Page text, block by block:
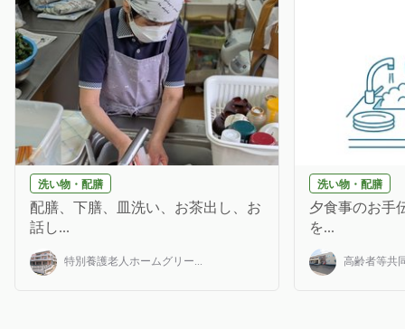
洗い物・配膳
配膳、下膳、皿洗い、お茶出し、お
話し...
特別養護老人ホームグリー...
洗い物・配膳
夕食事のお手
を...
高齢者等共